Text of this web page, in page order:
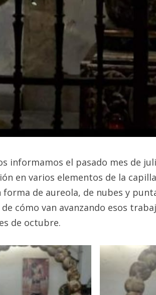
informamos el pasado mes de
en varios elementos de la
forma de aureola, de nubes y
de cómo van avanzando esos
de octubre.